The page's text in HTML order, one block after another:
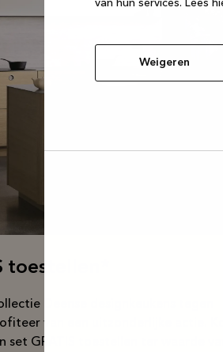
van hun services. Lees
Weigeren
toestellen*
Deense designkeukens tegen
van een uitzonderlijke actie.
set GRATIS toestellen ter waarde van